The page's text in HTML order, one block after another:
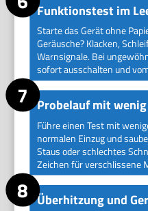
Funktionstest im
Starte das Gerät ohne
Geräusche? Klacken,
Warnsignale. Bei
sofort ausschalten und
Probelauf mit
Führe einen Test mit
normalen Einzug und
Staus oder schlechtes
Zeichen für verschlissene
Überhitzung und